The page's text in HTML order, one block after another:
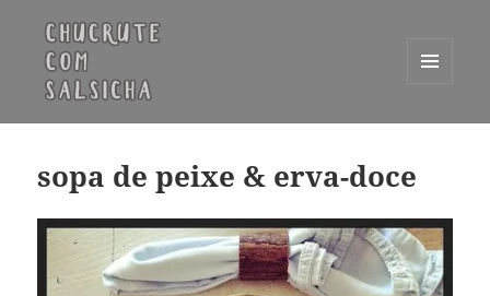
WIDGETS
sopa de peixe & erva-doce